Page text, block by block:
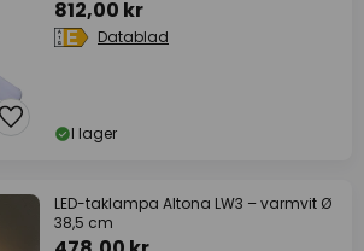
812,00 kr
Datablad
I lager
LED-taklampa Altona LW3 – varmvit Ø
38,5 cm